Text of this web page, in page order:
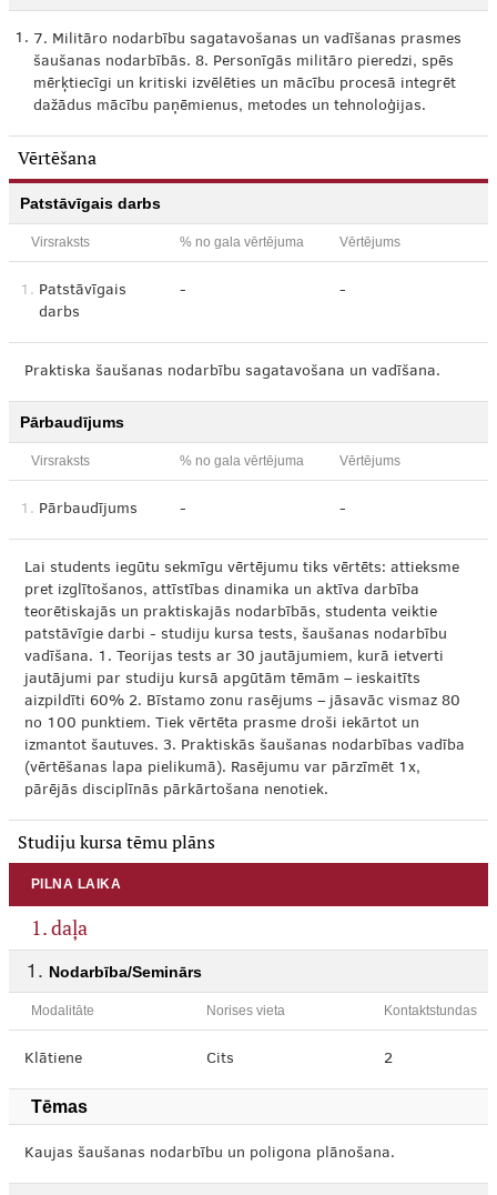
1. 7. Militāro nodarbību sagatavošanas un vadīšanas prasmes
šaušanas nodarbībās. 8. Personīgās militāro pieredzi, spēs
mērķtiecīgi un kritiski izvēlēties un mācību procesā integrēt
dažādus mācību paņēmienus, metodes un tehnoloģijas.
Vērtēšana
Patstāvīgais darbs
Virsraksts % no gala vērtējuma Vērtējums
1. Patstāvīgais
darbs
- -
Praktiska šaušanas nodarbību sagatavošana un vadīšana.
Pārbaudījums
Virsraksts % no gala vērtējuma Vērtējums
1. Pārbaudījums - -
Lai students iegūtu sekmīgu vērtējumu tiks vērtēts: attieksme
pret izglītošanos, attīstības dinamika un aktīva darbība
teorētiskajās un praktiskajās nodarbībās, studenta veiktie
patstāvīgie darbi - studiju kursa tests, šaušanas nodarbību
vadīšana. 1. Teorijas tests ar 30 jautājumiem, kurā ietverti
jautājumi par studiju kursā apgūtām tēmām – ieskaitīts
aizpildīti 60% 2. Bīstamo zonu rasējums – jāsavāc vismaz 80
no 100 punktiem. Tiek vērtēta prasme droši iekārtot un
izmantot šautuves. 3. Praktiskās šaušanas nodarbības vadība
(vērtēšanas lapa pielikumā). Rasējumu var pārzīmēt 1x,
pārējās disciplīnās pārkārtošana nenotiek.
Studiju kursa tēmu plāns
PILNA LAIKA
1. daļa
Nodarbība/Seminārs
Modalitāte Norises vieta Kontaktstundas
Klātiene Cits 2
Tēmas
Kaujas šaušanas nodarbību un poligona plānošana.